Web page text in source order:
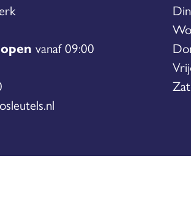
open vanaf 09:00